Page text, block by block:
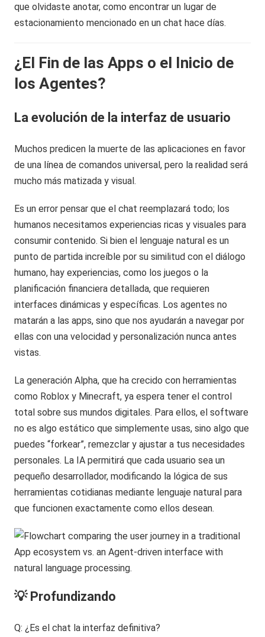
que olvidaste anotar, como encontrar un lugar de
estacionamiento mencionado en un chat hace días.
¿El Fin de las Apps o el Inicio de
los Agentes?
La evolución de la interfaz de usuario
Muchos predicen la muerte de las aplicaciones en favor
de una línea de comandos universal, pero la realidad será
mucho más matizada y visual.
Es un error pensar que el chat reemplazará todo; los
humanos necesitamos experiencias ricas y visuales para
consumir contenido. Si bien el lenguaje natural es un
punto de partida increíble por su similitud con el diálogo
humano, hay experiencias, como los juegos o la
planificación financiera detallada, que requieren
interfaces dinámicas y específicas. Los agentes no
matarán a las apps, sino que nos ayudarán a navegar por
ellas con una velocidad y personalización nunca antes
vistas.
La generación Alpha, que ha crecido con herramientas
como Roblox y Minecraft, ya espera tener el control
total sobre sus mundos digitales. Para ellos, el software
no es algo estático que simplemente usas, sino algo que
puedes “forkear”, remezclar y ajustar a tus necesidades
personales. La IA permitirá que cada usuario sea un
pequeño desarrollador, modificando la lógica de sus
herramientas cotidianas mediante lenguaje natural para
que funcionen exactamente como ellos desean.
💡 Profundizando
Q: ¿Es el chat la interfaz definitiva?